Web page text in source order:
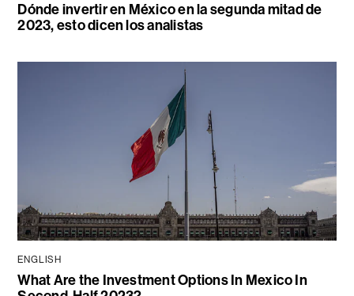
Dónde invertir en México en la segunda mitad de
2023, esto dicen los analistas
ENGLISH
What Are the Investment Options In Mexico In